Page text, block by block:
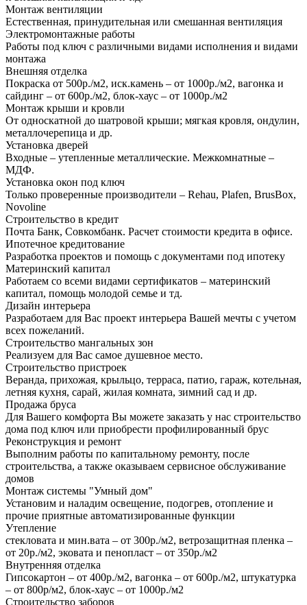
Монтаж вентиляции
Естественная, принудительная или смешанная вентиляция
Электромонтажные работы
Работы под ключ с различными видами исполнения и видами
монтажа
Внешняя отделка
Покраска от 500р./м2, иск.камень – от 1000р./м2, вагонка и
сайдинг – от 600р./м2, блок-хаус – от 1000р./м2
Монтаж крыши и кровли
От односкатной до шатровой крыши; мягкая кровля, ондулин,
металлочерепица и др.
Установка дверей
Входные – утепленные металлические. Межкомнатные –
МДФ.
Установка окон под ключ
Только проверенные производители – Rehau, Plafen, BrusBox,
Novoline
Строительство в кредит
Почта Банк, Совкомбанк. Расчет стоимости кредита в офисе.
Ипотечное кредитование
Разработка проектов и помощь с документами под ипотеку
Материнский капитал
Работаем со всеми видами сертификатов – материнский
капитал, помощь молодой семье и тд.
Дизайн интерьера
Разработаем для Вас проект интерьера Вашей мечты с учетом
всех пожеланий.
Строительство мангальных зон
Реализуем для Вас самое душевное место.
Строительство пристроек
Веранда, прихожая, крыльцо, терраса, патио, гараж, котельная,
летняя кухня, сарай, жилая комната, зимний сад и др.
Продажа бруса
Для Вашего комфорта Вы можете заказать у нас строительство
дома под ключ или приобрести профилированный брус
Реконструкция и ремонт
Выполним работы по капитальному ремонту, после
строительства, а также оказываем сервисное обслуживание
домов
Монтаж системы "Умный дом"
Установим и наладим освещение, подогрев, отопление и
прочие приятные автоматизированные функции
Утепление
стекловата и мин.вата – от 300р./м2, ветрозащитная пленка –
от 20р./м2, эковата и пенопласт – от 350р./м2
Внутренняя отделка
Гипсокартон – от 400р./м2, вагонка – от 600р./м2, штукатурка
– от 800р/м2, блок-хаус – от 1000р./м2
Строительство заборов